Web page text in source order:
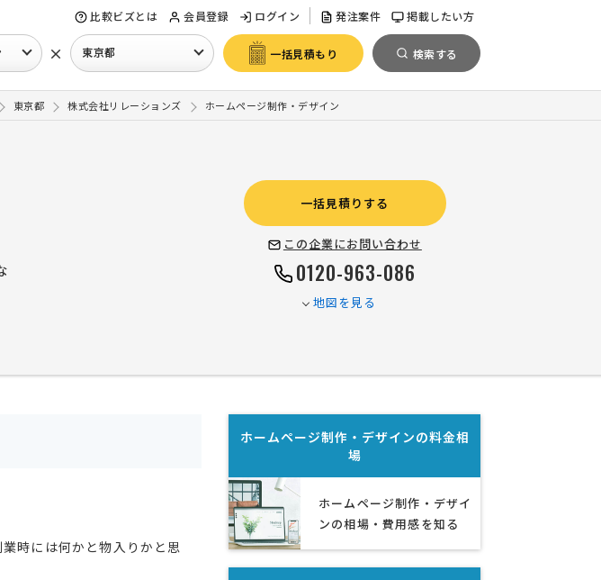
比較ビズとは 会員登録 ログイン 発注案件 掲載したい方
× 東京都 一括見積もり 検索する
東京都 株式会社リレーションズ ホームページ制作・デザイン
一括見積りする
この企業にお問い合わせ
0120-963-086
地図を見る
時には何かと物入りかと思
ホームページ制作・デザインの料金相
場
ホームページ制作・デザイ
ンの相場・費用感を知る